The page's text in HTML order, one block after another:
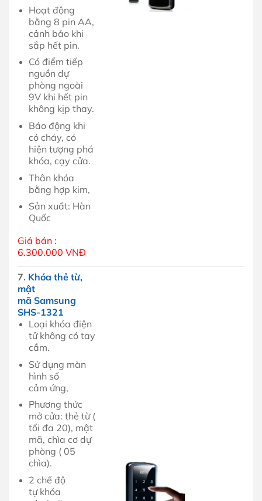
Hoạt động
bằng 8 pin AA,
cảnh bảo khi
sắp hết pin.
Có điểm tiếp
nguồn dự
phòng ngoài
9V khi hết pin
không kịp thay.
Báo động khi
có cháy, có
hiện tượng phá
khóa, cạy cửa.
Thân khóa
bằng hợp kim,
Sản xuất: Hàn
Quốc
Giá bán :
6.300.000 VNĐ
7. Khóa thẻ từ,
mật
mã Samsung
SHS-1321
Loại khóa điện
tử không có tay
cầm.
Sử dụng màn
hình số
cảm ứng,
Phương thức
mở cửa: thẻ từ (
tối đa 20), mật
mã, chìa cơ dự
phòng ( 05
chìa).
2 chế độ
tự khóa